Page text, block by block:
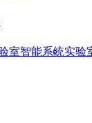
室智能系统实验